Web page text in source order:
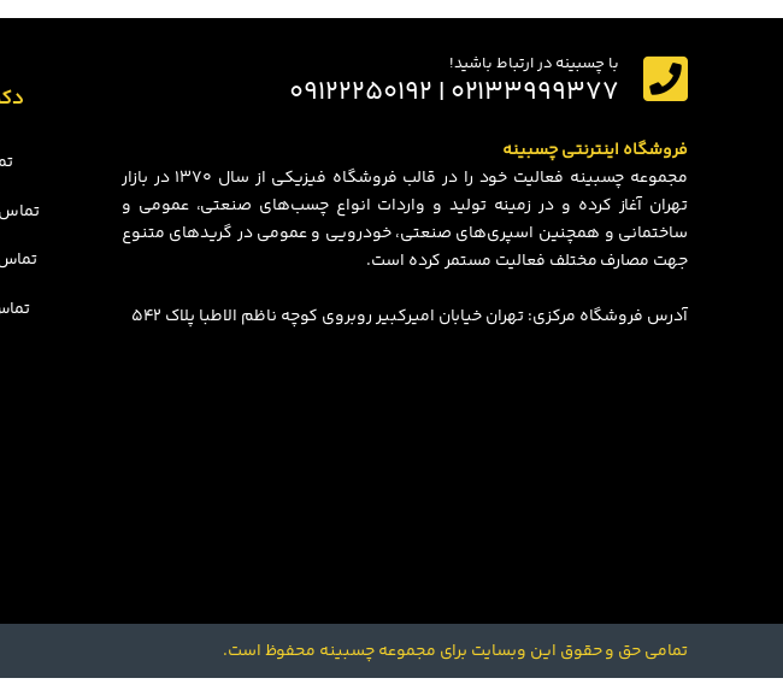
با چسبینه در ارتباط باشید!
۰۲۱۳۳۹۹۹۳۷۷ | ۰۹۱۲۲۲۵۰۱۹۲
فروشگاه اینترنتی چسبینه
مجموعه چسبینه فعالیت خود را در قالب فروشگاه فیزیکی از سال ۱۳۷۰ در بازار
تهران آغاز کرده و در زمینه تولید و واردات انواع چسب‌های صنعتی، عمومی و
ساختمانی و همچنین اسپری‌های صنعتی، خودرویی و عمومی در گریدهای متنوع
جهت مصارف مختلف فعالیت مستمر کرده است.
آدرس فروشگاه مرکزی: تهران خیابان امیرکبیر روبروی کوچه ناظم الاطبا پلاک 542
تماس
تمامی حق و حقوق این وبسایت برای مجموعه چسبینه محفوظ است.